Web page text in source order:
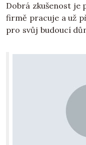
Dobrá zkušenost je
firmě pracuje a už
pro svůj budoucí